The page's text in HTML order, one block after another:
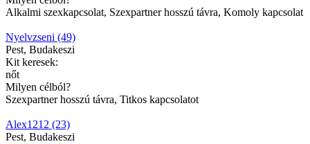
Alkalmi szexkapcsolat, Szexpartner hosszú távra, Komoly kapcsolat
Nyelvzseni (49)
Pest, Budakeszi
Kit keresek:
nőt
Milyen célból?
Szexpartner hosszú távra, Titkos kapcsolatot
Alex1212 (23)
Pest, Budakeszi